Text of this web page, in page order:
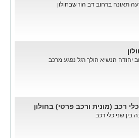
תאונה ברחוב דב הוז שבחולון
יהודה הנשיא הולך רגל נפגע מרכב
רכב (מונית ורכב פרטי) בחולון
בין שני כלי רכב